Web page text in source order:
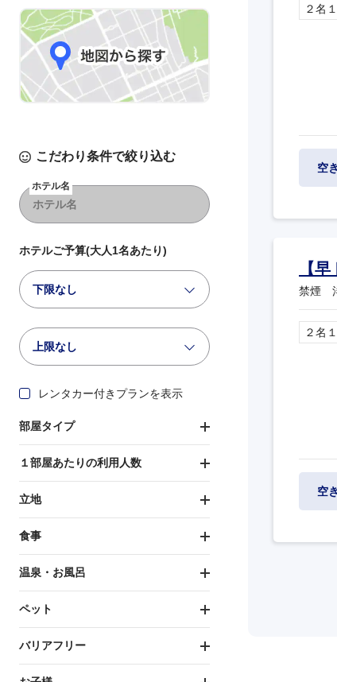
こだわり条件で絞り込む
ホテル名
ホテルご予算(大人1名あたり)
下限なし
上限なし
レンタカー付きプランを表示
部屋タイプ
１部屋あたりの利用人数
立地
食事
温泉・お風呂
ペット
バリアフリー
２名
空き
【
禁煙
２名
空き